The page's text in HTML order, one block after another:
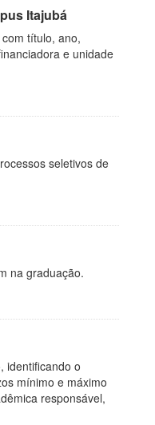
Itajubá
título, ano,
e unidade
seletivos de
na graduação.
identificando o
mínimo e máximo
responsável,